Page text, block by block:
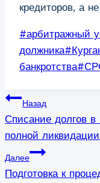
кредиторов, а
Метки
записи:
#арбитражный
должника#
банкротства#
Навигация
по
записям
Назад
Списание долгов
полной
Далее
Подготовка к